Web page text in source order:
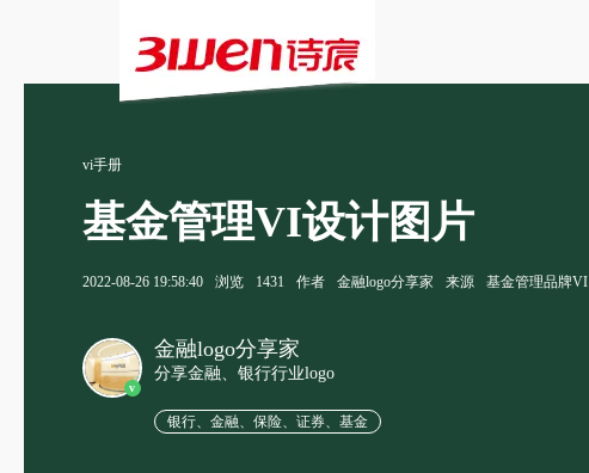
vi手册
基金管理VI设计图片
2022-08-26 19:58:40 浏览 1431 作者 金融logo分享家 来源 基金管理品牌VI
v
金融logo分享家
分享金融、银行行业logo
银行、金融、保险、证券、基金